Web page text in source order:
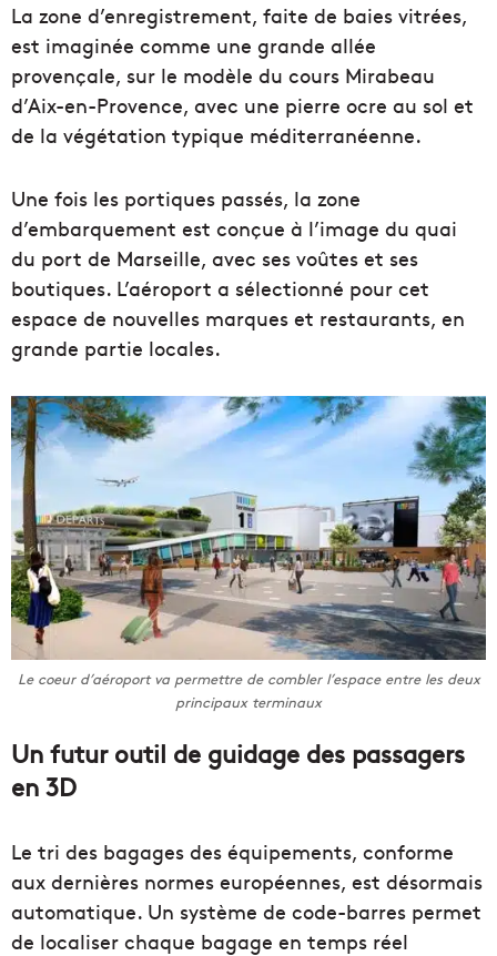
La zone d’enregistrement, faite de baies vitrées,
est imaginée comme une grande allée
provençale, sur le modèle du cours Mirabeau
d’Aix-en-Provence, avec une pierre ocre au sol et
de la végétation typique méditerranéenne.
Une fois les portiques passés, la zone
d’embarquement est conçue à l’image du quai
du port de Marseille, avec ses voûtes et ses
boutiques. L’aéroport a sélectionné pour cet
espace de nouvelles marques et restaurants, en
grande partie locales.
Le coeur d’aéroport va permettre de combler l’espace entre les deux
principaux terminaux
Un futur outil de guidage des passagers
en 3D
Le tri des bagages des équipements, conforme
aux dernières normes européennes, est désormais
automatique. Un système de code-barres permet
de localiser chaque bagage en temps réel